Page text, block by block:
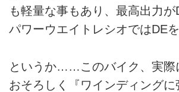
も軽量な事もあり、最高出力が
パワーウエイトレシオではDEを
というか……このバイク、実際
おそろしく『ワインディングに